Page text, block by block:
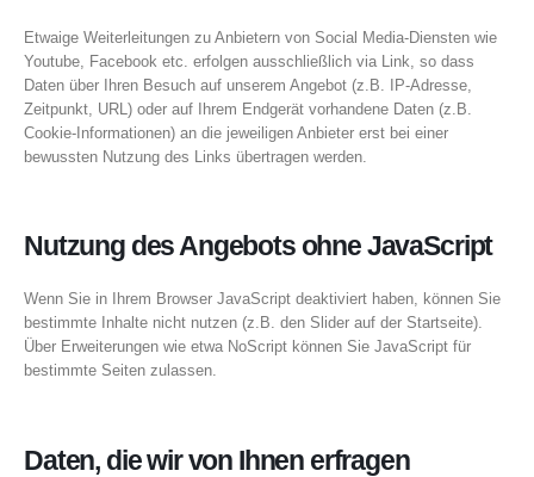
Etwaige Weiterleitungen zu Anbietern von Social Media-Diensten wie
Youtube, Facebook etc. erfolgen ausschließlich via Link, so dass
Daten über Ihren Besuch auf unserem Angebot (z.B. IP-Adresse,
Zeitpunkt, URL) oder auf Ihrem Endgerät vorhandene Daten (z.B.
Cookie-Informationen) an die jeweiligen Anbieter erst bei einer
bewussten Nutzung des Links übertragen werden.
Nutzung des Angebots ohne JavaScript
Wenn Sie in Ihrem Browser JavaScript deaktiviert haben, können Sie
bestimmte Inhalte nicht nutzen (z.B. den Slider auf der Startseite).
Über Erweiterungen wie etwa NoScript können Sie JavaScript für
bestimmte Seiten zulassen.
Daten, die wir von Ihnen erfragen